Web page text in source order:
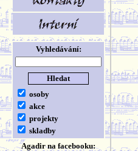
Vyhledávání:
osoby
akce
projekty
skladby
Agadir na facebooku: